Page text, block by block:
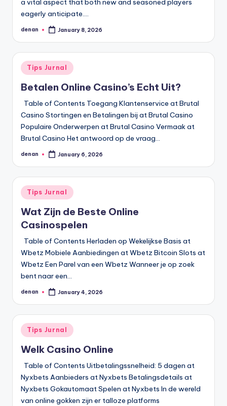
a vital aspect that both new and seasoned players
eagerly anticipate.…
Posted
denan January 8, 2026
Posted
in
Tips Jurnal
Betalen Online Casino’s Echt Uit?
Table of Contents Toegang Klantenservice at Brutal
Casino Stortingen en Betalingen bij at Brutal Casino
Populaire Onderwerpen at Brutal Casino Vermaak at
Brutal Casino Het antwoord op de vraag…
Posted
denan January 6, 2026
Posted
in
Tips Jurnal
Wat Zijn de Beste Online
Casinospelen
Table of Contents Herladen op Wekelijkse Basis at
Wbetz Mobiele Aanbiedingen at Wbetz Bitcoin Slots at
Wbetz Een Parel van een Wbetz Wanneer je op zoek
bent naar een…
Posted
denan January 4, 2026
Posted
in
Tips Jurnal
Welk Casino Online
Table of Contents Uitbetalingssnelheid: 5 dagen at
Nyxbets Aanbieders at Nyxbets Betalingsdetails at
Nyxbets Gokautomaat Spelen at Nyxbets In de wereld
van online gokken zijn er talloze platforms